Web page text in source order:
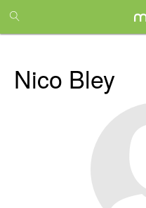
month
free
Nico Bley